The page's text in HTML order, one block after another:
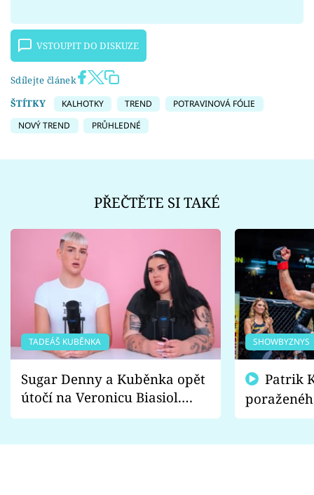
VSTOUPIT DO DISKUZE
Sdílejte článek
ŠTÍTKY
KALHOTKY TREND
POTRAVINOVÁ FÓLIE
NOVÝ TREND
PRŮHLEDNÉ
PŘEČTĚTE SI TAKÉ
TADEÁŠ KUBĚNKA
Sugar Denny a Kuběnka opět
útočí na Veronicu Biasiol.
Proč je podle nich falešná a
SHOWBYZNYS
fanoušci